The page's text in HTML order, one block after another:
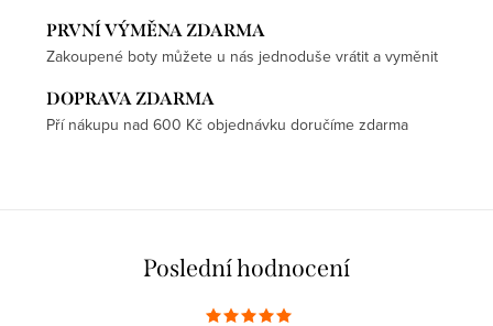
PRVNÍ VÝMĚNA ZDARMA
Zakoupené boty můžete u nás jednoduše vrátit a vyměnit
DOPRAVA ZDARMA
Pří nákupu nad 600 Kč objednávku doručíme zdarma
Poslední hodnocení